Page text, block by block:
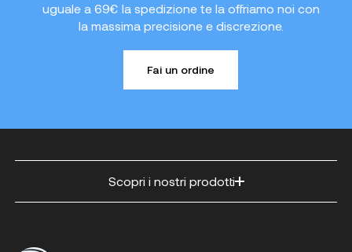
uguale a 69€ la spedizione te la offriamo noi con
la massima precisione e discrezione.
Fai un ordine
Scopri i nostri prodotti